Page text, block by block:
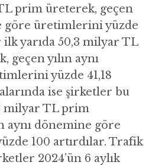
prim üreterek, geçen
göre üretimlerini yüzde
ilk yarıda 50,3 milyar TL
geçen yılın aynı
yüzde 41,18
ise şirketler bu
milyar TL prim
aynı dönemine göre
100 artırdılar. Trafik
2024’ün 6 aylık